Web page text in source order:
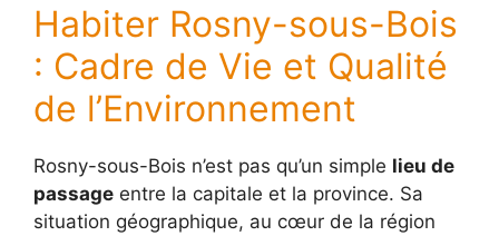
Habiter Rosny-sous-Bois
: Cadre de Vie et Qualité
de l’Environnement
Rosny-sous-Bois n’est pas qu’un simple lieu de
passage entre la capitale et la province. Sa
situation géographique, au cœur de la région